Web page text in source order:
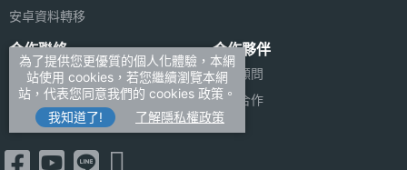
安卓資料轉移
合作聯絡
廣告刊登
加入商店報價
新聞聯絡
合作夥伴
法律顧問
媒體合作
為了提供您更優質的個人化體驗，本網
站使用 cookies，若您繼續瀏覽本網
站，代表您同意我們的 cookies 政策。
我知道了!
了解隱私權政策